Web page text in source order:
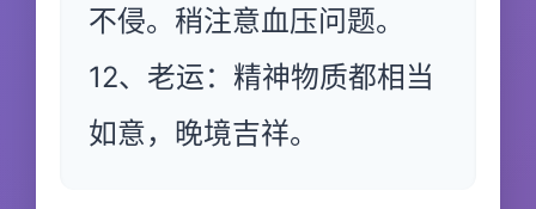
不侵。稍注意血压问题。
12、老运：精神物质都相当
如意，晚境吉祥。